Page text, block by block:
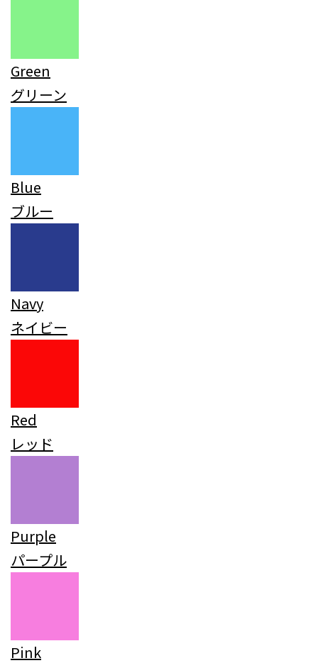
Green
グリーン
Blue
ブルー
Navy
ネイビー
Red
レッド
Purple
パープル
Pink